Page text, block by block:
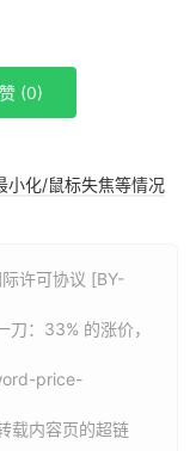
赞 (0)
小化/鼠标失焦等情况
许可协议 [BY-
：33% 的涨价，
price-
载内容页的超链